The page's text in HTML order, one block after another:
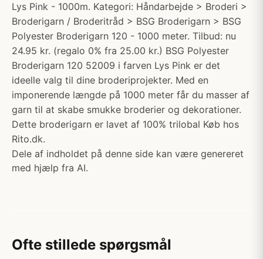
Lys Pink - 1000m. Kategori: Håndarbejde > Broderi >
Broderigarn / Broderitråd > BSG Broderigarn > BSG
Polyester Broderigarn 120 - 1000 meter. Tilbud: nu
24.95 kr. (regalo 0% fra 25.00 kr.) BSG Polyester
Broderigarn 120 52009 i farven Lys Pink er det
ideelle valg til dine broderiprojekter. Med en
imponerende længde på 1000 meter får du masser af
garn til at skabe smukke broderier og dekorationer.
Dette broderigarn er lavet af 100% trilobal Køb hos
Rito.dk.
Dele af indholdet på denne side kan være genereret
med hjælp fra AI.
Ofte stillede spørgsmål